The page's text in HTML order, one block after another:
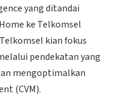
yang ditandai
ke Telkomsel
kian fokus
pendekatan yang
mengoptimalkan
(CVM).